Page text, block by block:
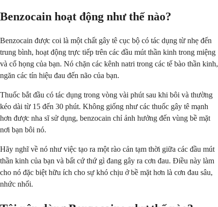
Benzocain hoạt động như thế nào?
Benzocain được coi là một chất gây tê cục bộ có tác dụng từ nhẹ đến
trung bình, hoạt động trực tiếp trên các đầu mút thần kinh trong miệng
và cổ họng của bạn. Nó chặn các kênh natri trong các tế bào thần kinh,
ngăn các tín hiệu đau đến não của bạn.
Thuốc bắt đầu có tác dụng trong vòng vài phút sau khi bôi và thường
kéo dài từ 15 đến 30 phút. Không giống như các thuốc gây tê mạnh
hơn được nha sĩ sử dụng, benzocain chỉ ảnh hưởng đến vùng bề mặt
nơi bạn bôi nó.
Hãy nghĩ về nó như việc tạo ra một rào cản tạm thời giữa các đầu mút
thần kinh của bạn và bất cứ thứ gì đang gây ra cơn đau. Điều này làm
cho nó đặc biệt hữu ích cho sự khó chịu ở bề mặt hơn là cơn đau sâu,
nhức nhối.